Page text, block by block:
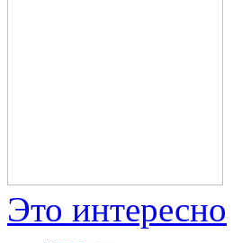
Это интересно